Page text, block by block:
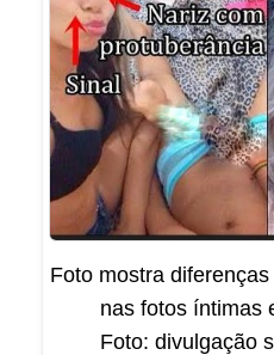
Foto mostra
nas fotos íntimas
Foto: divulgação